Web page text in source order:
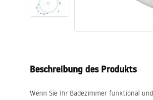
Duschen
Badezimmerzubehör und Möbel
Beschreibung des Produkts
Wenn Sie Ihr Badezimmer funktional